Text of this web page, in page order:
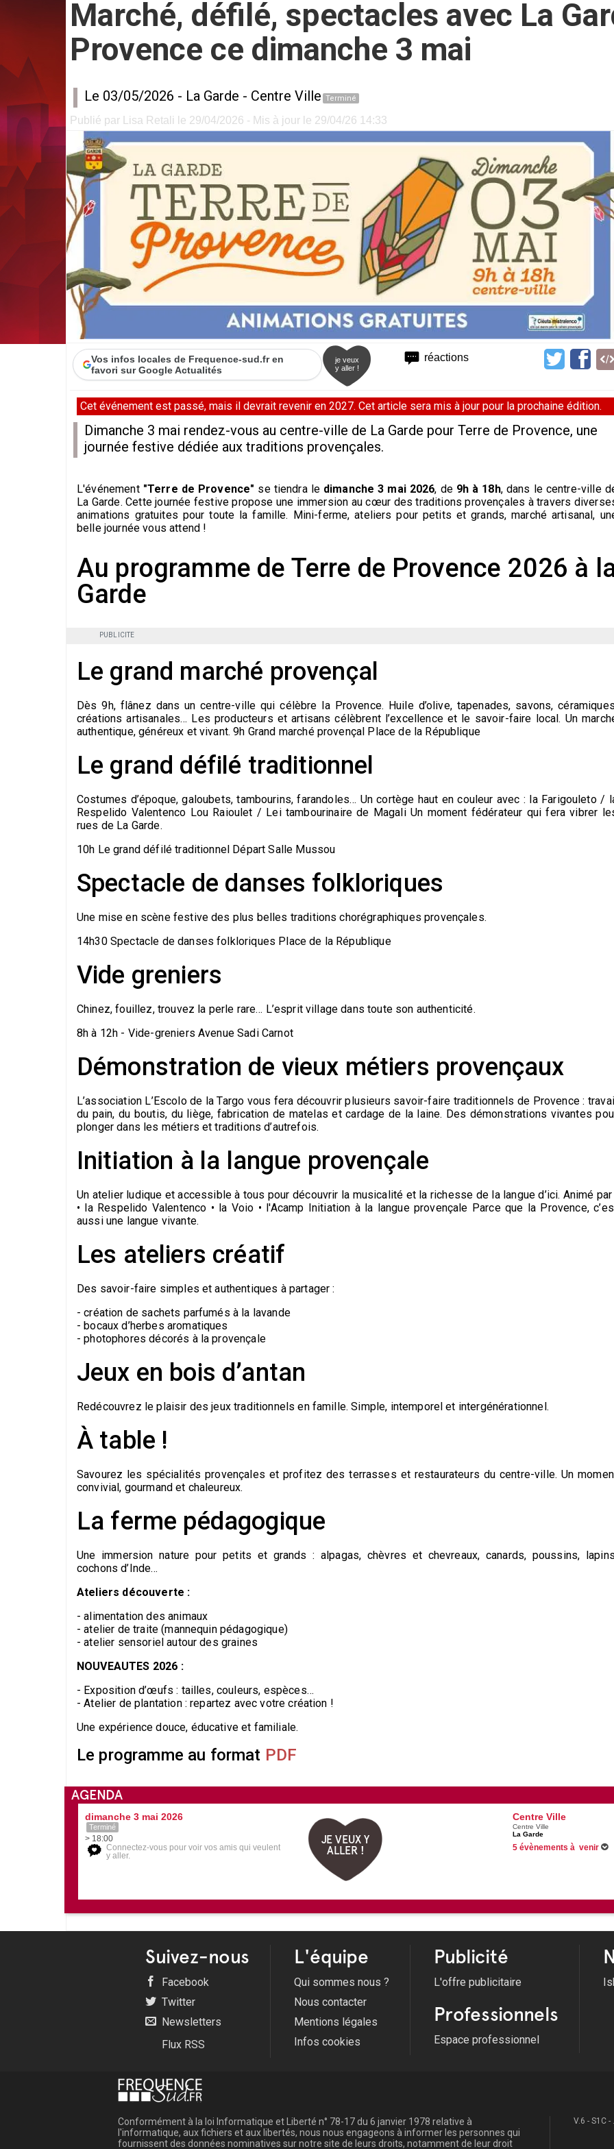
Marché, défilé, spectacles avec La
Provence ce dimanche 3 mai
Le 03/05/2026 - La Garde - Centre Ville Terminé
Publié par Lisa Retali le 29/04/2026 - Mis à jour le 29/04/26 14:33
réactions
Vos infos locales de Frequence-sud.fr en
favori sur Google Actualités
je veux
y aller !
Cet événement est passé, mais il devrait revenir en 2027. Cet article sera mis à jour pour la prochaine édition.
Dimanche 3 mai rendez-vous au centre-ville de La Garde pour Terre de Provence, une
journée festive dédiée aux traditions provençales.
L'événement "Terre de Provence" se tiendra le dimanche 3 mai 2026, de 9h à 18h, dans le centre-ville
La Garde. Cette journée festive propose une immersion au cœur des traditions provençales à travers
animations gratuites pour toute la famille. Mini-ferme, ateliers pour petits et grands, marché artisanal,
belle journée vous attend !
Au programme de Terre de Provence 2026 à
Garde
PUBLICITE
Le grand marché provençal
Dès 9h, flânez dans un centre-ville qui célèbre la Provence. Huile d’olive, tapenades, savons,
créations artisanales… Les producteurs et artisans célèbrent l’excellence et le savoir-faire local. Un
authentique, généreux et vivant. 9h Grand marché provençal Place de la République
Le grand défilé traditionnel
Costumes d’époque, galoubets, tambourins, farandoles… Un cortège haut en couleur avec : la Farigouleto /
Respelido Valentenco Lou Raioulet / Lei tambourinaire de Magali Un moment fédérateur qui fera vibrer
rues de La Garde.
10h Le grand défilé traditionnel Départ Salle Mussou
Spectacle de danses folkloriques
Une mise en scène festive des plus belles traditions chorégraphiques provençales.
14h30 Spectacle de danses folkloriques Place de la République
Vide greniers
Chinez, fouillez, trouvez la perle rare… L’esprit village dans toute son authenticité.
8h à 12h - Vide-greniers Avenue Sadi Carnot
Démonstration de vieux métiers provençaux
L’association L’Escolo de la Targo vous fera découvrir plusieurs savoir-faire traditionnels de Provence :
du pain, du boutis, du liège, fabrication de matelas et cardage de la laine. Des démonstrations vivantes
plonger dans les métiers et traditions d’autrefois.
Initiation à la langue provençale
Un atelier ludique et accessible à tous pour découvrir la musicalité et la richesse de la langue d’ici. Animé par
• la Respelido Valentenco • la Voio • l'Acamp Initiation à la langue provençale Parce que la Provence,
aussi une langue vivante.
Les ateliers créatif
Des savoir-faire simples et authentiques à partager :
- création de sachets parfumés à la lavande
- bocaux d’herbes aromatiques
- photophores décorés à la provençale
Jeux en bois d’antan
Redécouvrez le plaisir des jeux traditionnels en famille. Simple, intemporel et intergénérationnel.
À table !
Savourez les spécialités provençales et profitez des terrasses et restaurateurs du centre-ville. Un
convivial, gourmand et chaleureux.
La ferme pédagogique
Une immersion nature pour petits et grands : alpagas, chèvres et chevreaux, canards, poussins,
cochons d’Inde…
Ateliers découverte :
- alimentation des animaux
- atelier de traite (mannequin pédagogique)
- atelier sensoriel autour des graines
NOUVEAUTES 2026 :
- Exposition d’œufs : tailles, couleurs, espèces…
- Atelier de plantation : repartez avec votre création !
Une expérience douce, éducative et familiale.
Le programme au format PDF
AGENDA
dimanche 3 mai 2026
Terminé
> 18:00
Connectez-vous pour voir vos amis qui veulent
y aller.
JE VEUX Y
ALLER !
Centre Ville
Centre Ville
La Garde
5 évènements à venir
Suivez-nous
Facebook
Twitter
Newsletters
Flux RSS
L'équipe
Qui sommes nous ?
Nous contacter
Mentions légales
Infos cookies
Publicité
L'offre publicitaire
Professionnels
Espace professionnel
Conformément à la loi Informatique et Liberté n° 78-17 du 6 janvier 1978 relative à
l'informatique, aux fichiers et aux libertés, nous nous engageons à informer les personnes qui
fournissent des données nominatives sur notre site de leurs droits, notamment de leur droit
V.6 - S1C